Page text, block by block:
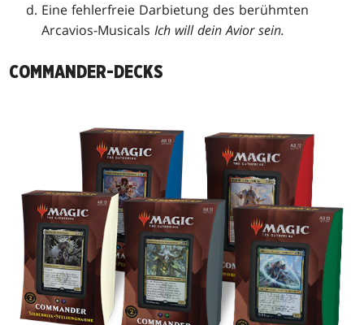
Eine fehlerfreie Darbietung des berühmten
Arcavios-MusicalsIch will dein Avior sein.
COMMANDER-DECKS